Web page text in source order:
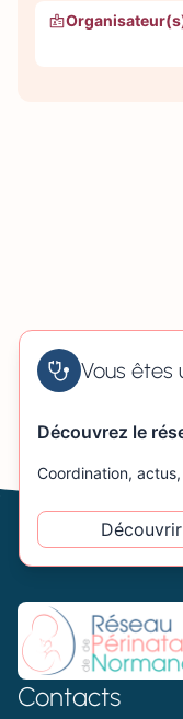
Vous êtes
Découvrez le
Coordination,
Découvrir
Contacts